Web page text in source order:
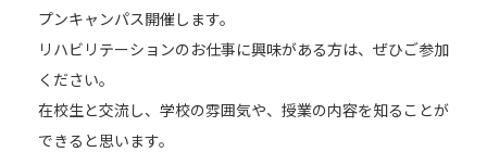
プンキャンパス開催します。
リハビリテーションのお仕事に興味がある方は、ぜひご参加
ください。
在校生と交流し、学校の雰囲気や、授業の内容を知ることが
できると思います。
訪問者別
各種書類